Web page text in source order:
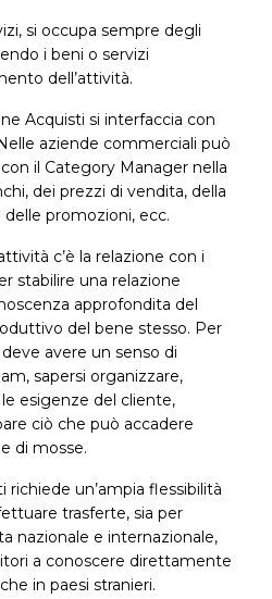
si occupa sempre degli
i beni o servizi
dell’attività.
Acquisti si interfaccia con
aziende commerciali può
il Category Manager nella
dei prezzi di vendita, della
promozioni, ecc.
c’è la relazione con i
stabilire una relazione
approfondita del
del bene stesso. Per
avere un senso di
sapersi organizzare,
esigenze del cliente,
ciò che può accadere
di mosse.
un’ampia flessibilità
trasferte, sia per
nazionale e internazionale,
a conoscere direttamente
in paesi stranieri.